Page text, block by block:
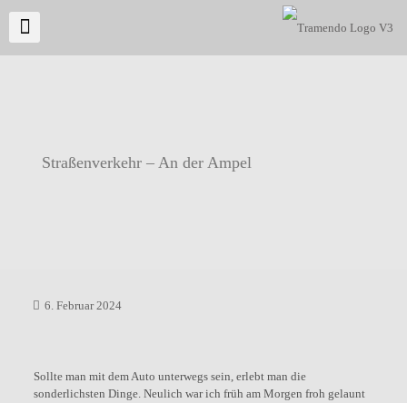
Straßenverkehr – An der Ampel
6. Februar 2024
Sollte man mit dem Auto unterwegs sein, erlebt man die
sonderlichsten Dinge. Neulich war ich früh am Morgen froh gelaunt